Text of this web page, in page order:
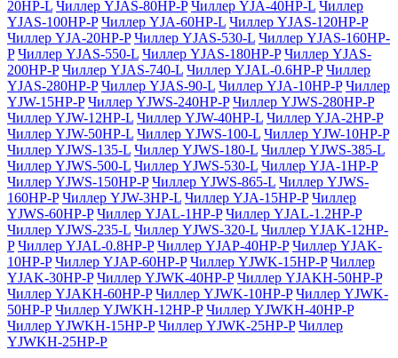
20HP-L Чиллер YJAS-80HP-P Чиллер YJA-40HP-L Чиллер
YJAS-100HP-P Чиллер YJA-60HP-L Чиллер YJAS-120HP-P
Чиллер YJA-20HP-P Чиллер YJAS-530-L Чиллер YJAS-160HP-
P Чиллер YJAS-550-L Чиллер YJAS-180HP-P Чиллер YJAS-
200HP-P Чиллер YJAS-740-L Чиллер YJAL-0.6HP-P Чиллер
YJAS-280HP-P Чиллер YJAS-90-L Чиллер YJA-10HP-P Чиллер
YJW-15HP-P Чиллер YJWS-240HP-P Чиллер YJWS-280HP-P
Чиллер YJW-12HP-L Чиллер YJW-40HP-L Чиллер YJA-2HP-P
Чиллер YJW-50HP-L Чиллер YJWS-100-L Чиллер YJW-10HP-P
Чиллер YJWS-135-L Чиллер YJWS-180-L Чиллер YJWS-385-L
Чиллер YJWS-500-L Чиллер YJWS-530-L Чиллер YJA-1HP-P
Чиллер YJWS-150HP-P Чиллер YJWS-865-L Чиллер YJWS-
160HP-P Чиллер YJW-3HP-L Чиллер YJA-15HP-P Чиллер
YJWS-60HP-P Чиллер YJAL-1HP-P Чиллер YJAL-1.2HP-P
Чиллер YJWS-235-L Чиллер YJWS-320-L Чиллер YJAK-12HP-
P Чиллер YJAL-0.8HP-P Чиллер YJAP-40HP-P Чиллер YJAK-
10HP-P Чиллер YJAP-60HP-P Чиллер YJWK-15HP-P Чиллер
YJAK-30HP-P Чиллер YJWK-40HP-P Чиллер YJAKH-50HP-P
Чиллер YJAKH-60HP-P Чиллер YJWK-10HP-P Чиллер YJWK-
50HP-P Чиллер YJWKH-12HP-P Чиллер YJWKH-40HP-P
Чиллер YJWKH-15HP-P Чиллер YJWK-25HP-P Чиллер
YJWKH-25HP-P